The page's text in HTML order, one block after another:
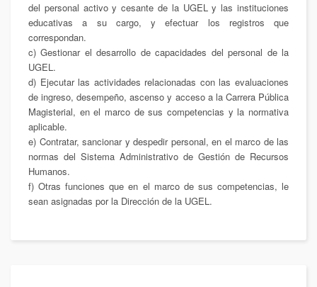
del personal activo y cesante de la UGEL y las instituciones
educativas a su cargo, y efectuar los registros que
correspondan.
c) Gestionar el desarrollo de capacidades del personal de la
UGEL.
d) Ejecutar las actividades relacionadas con las evaluaciones
de ingreso, desempeño, ascenso y acceso a la Carrera Pública
Magisterial, en el marco de sus competencias y la normativa
aplicable.
e) Contratar, sancionar y despedir personal, en el marco de las
normas del Sistema Administrativo de Gestión de Recursos
Humanos.
f) Otras funciones que en el marco de sus competencias, le
sean asignadas por la Dirección de la UGEL.